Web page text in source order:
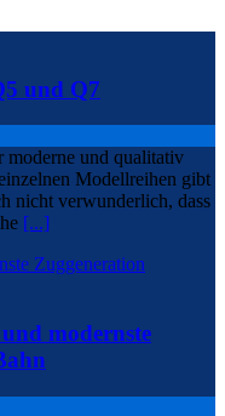
und Q7
moderne und qualitativ
Modellreihen gibt
nicht verwunderlich, dass
[...]
modernste